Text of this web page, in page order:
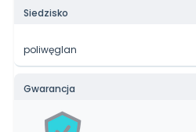
Siedzisko
poliwęglan
Gwarancja